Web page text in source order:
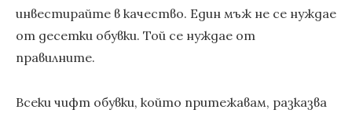
инвестирайте в качество. Един мъж не се нуждае
от десетки обувки. Той се нуждае от
правилните.
Всеки чифт обувки, който притежавам, разказва